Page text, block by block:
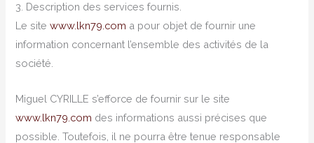
3. Description des services fournis.
Le sitewww.lkn79.com a pour objet de fournir une
information concernant l’ensemble des activités de la
société.
Miguel CYRILLE s’efforce de fournir sur le site
www.lkn79.com des informations aussi précises que
possible. Toutefois, il ne pourra être tenue responsable